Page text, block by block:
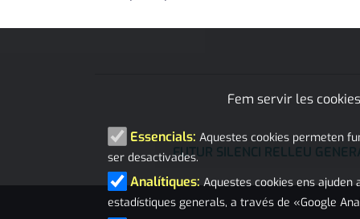
FUTUR SILENCI RELLEU
Fem servir les
Essencials: Aquestes cookies permeten
ser desactivades.
Analítiques: Aquestes cookies ens
estadístiques generals, a través de «Google